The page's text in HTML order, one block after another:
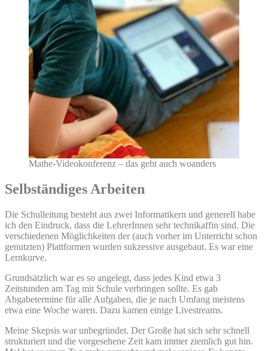
Mathe-Videokonferenz – das geht auch woanders
Selbständiges Arbeiten
Die Schulleitung besteht aus zwei Informatikern und generell habe
ich den Eindruck, dass die LehrerInnen sehr technikaffin sind. Die
verschiedenen Möglichkeiten der (auch vorher im Unterricht schon
genutzten) Plattformen wurden sukzessive ausgebaut. Es war eine
Lernkurve.
Grundsätzlich war es so angelegt, dass jedes Kind etwa 3
Zeitstunden am Tag mit Schule verbringen sollte. Es gab
Abgabetermine für alle Aufgaben, die je nach Umfang meistens
etwa eine Woche waren. Dazu kamen einige Livestreams.
Meine Skepsis war unbegründet. Der Große hat sich sehr schnell
strukturiert und die vorgesehene Zeit kam immer ziemlich gut hin.